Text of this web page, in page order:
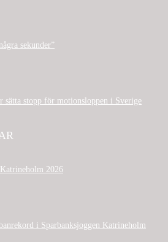
sekunder”
sätta stopp för motionsloppen i Sverige
2026
i Sparbanksjoggen Katrineholm